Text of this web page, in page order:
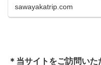
に知っ
sawayakatrip.com
＊当サイトをご訪問いた